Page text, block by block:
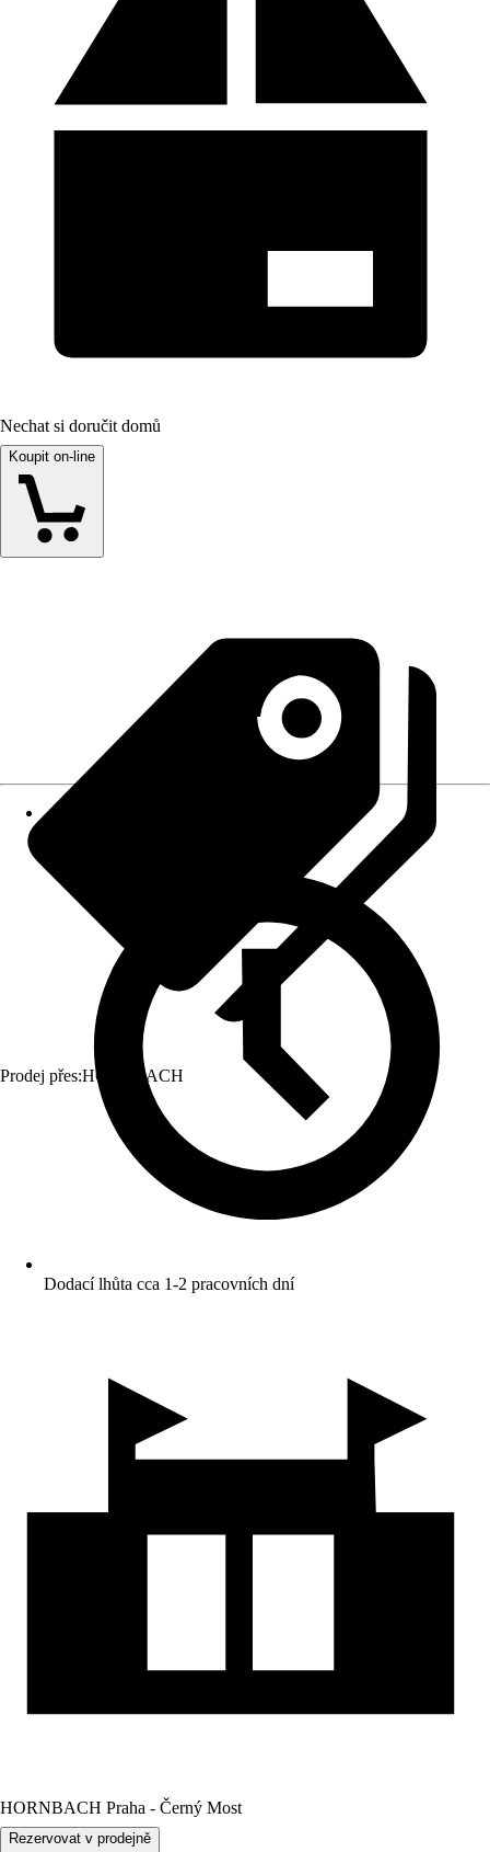
Nechat si doručit domů
Koupit on-line
Prodej přes:HORNBACH
Dodací lhůta cca 1-2 pracovních dní
HORNBACH Praha - Černý Most
Rezervovat v prodejně